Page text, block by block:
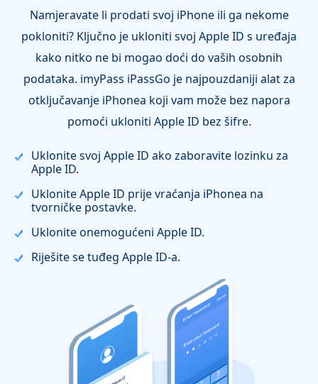
Namjeravate li prodati svoj iPhone ili ga nekome
pokloniti? Ključno je ukloniti svoj Apple ID s uređaja
kako nitko ne bi mogao doći do vaših osobnih
podataka. imyPass iPassGo je najpouzdaniji alat za
otključavanje iPhonea koji vam može bez napora
pomoći ukloniti Apple ID bez šifre.
Uklonite svoj Apple ID ako zaboravite lozinku za
Apple ID.
Uklonite Apple ID prije vraćanja iPhonea na
tvorničke postavke.
Uklonite onemogućeni Apple ID.
Riješite se tuđeg Apple ID-a.